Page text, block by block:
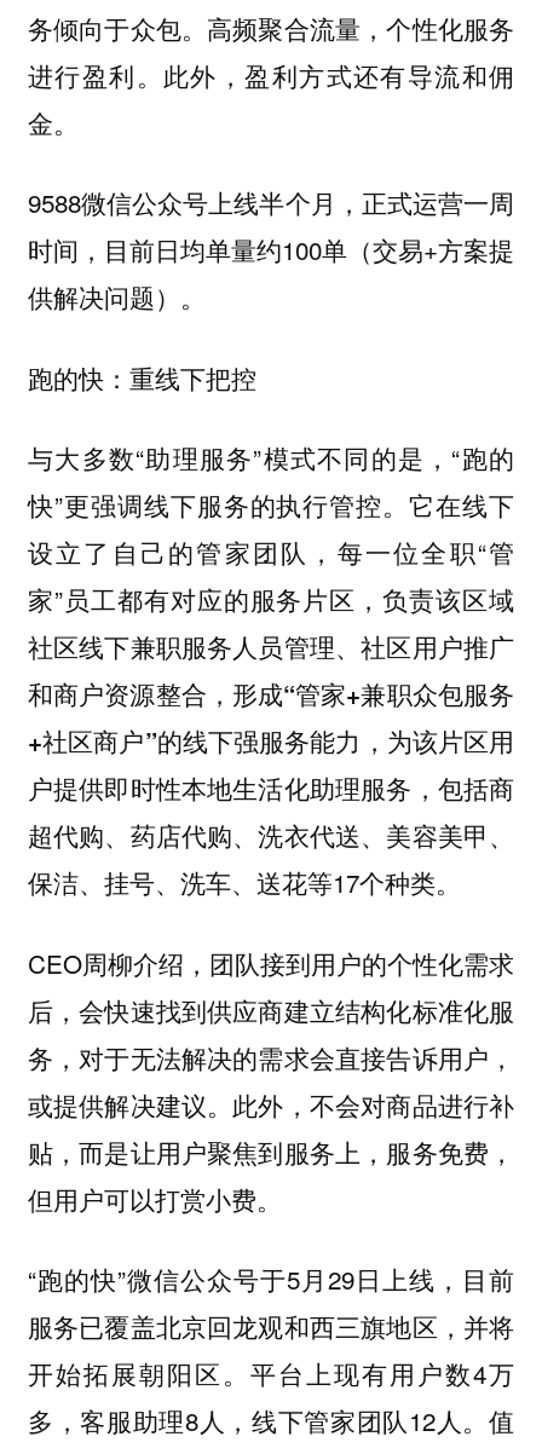
务倾向于众包。高频聚合流量，个性化服务
进行盈利。此外，盈利方式还有导流和佣
金。
9588微信公众号上线半个月，正式运营一周
时间，目前日均单量约100单（交易+方案提
供解决问题）。
跑的快：重线下把控
与大多数“助理服务”模式不同的是，“跑的
快”更强调线下服务的执行管控。它在线下
设立了自己的管家团队，每一位全职“管
家”员工都有对应的服务片区，负责该区域
社区线下兼职服务人员管理、社区用户推广
和商户资源整合， 形成“管家+兼职众包服务
+社区商户”的线下强服务能力 ，为该片区用
户提供即时性本地生活化助理服务，包括商
超代购、药店代购、洗衣代送、美容美甲、
保洁、挂号、洗车、送花等17个种类。
CEO周柳介绍，团队接到用户的个性化需求
后，会快速找到供应商建立结构化标准化服
务，对于无法解决的需求会直接告诉用户，
或提供解决建议。此外，不会对商品进行补
贴，而是让用户聚焦到服务上，服务免费，
但用户可以打赏小费。
“跑的快”微信公众号于5月29日上线，目前
服务已覆盖北京回龙观和西三旗地区，并将
开始拓展朝阳区。平台上现有用户数4万
多，客服助理8人，线下管家团队12人。值